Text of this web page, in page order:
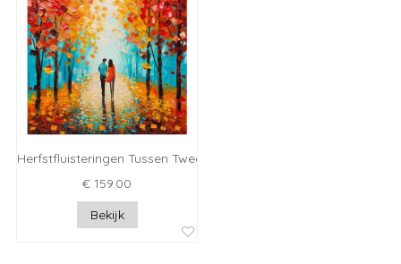
Herfstfluisteringen Tussen Twee
€ 159.00
Bekijk